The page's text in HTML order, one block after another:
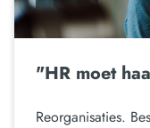
"HR moet
Reorganisaties.